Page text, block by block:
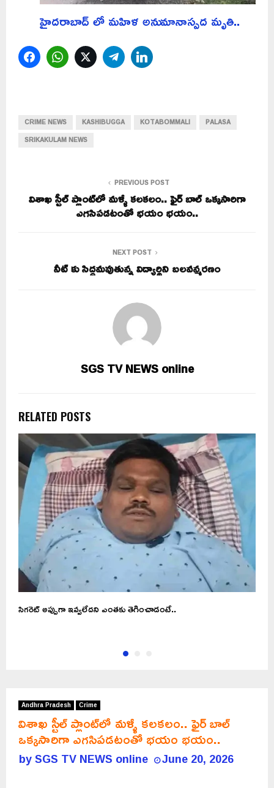
హైదరాబాద్ లో మహిళ అనుమానాస్పద మృతి..
FacebookWhatsAppTwitterTelegram
CRIME NEWS KASHIBUGGA KOTABOMMALI
PALASA
SRIKAKULAM NEWS
PREVIOUS POST
విశాఖ స్టీల్ ప్లాంట్‌లో మళ్ళీ కలకలం.. ఫైర్ బాల్ ఒక్కసారిగా
ఎగసిపడటంతో భయం భయం..
NEXT POST
నీట్ కు సిద్ధమవుతున్న విద్యార్థిని బలవన్మరణం
SGS TV NEWS online
RELATED POSTS
సెల్ఫీవీడియోతీసుకునియువకుడు….పశ్చిమగోదావరి జిల్లాలో కలకలం
Andhra Pradesh Crime
విశాఖ స్టీల్ ప్లాంట్‌లో మళ్ళీ కలకలం.. ఫైర్ బాల్
ఒక్కసారిగా ఎగసిపడటంతో భయం భయం..
bySGS TV NEWS online June 20, 2026